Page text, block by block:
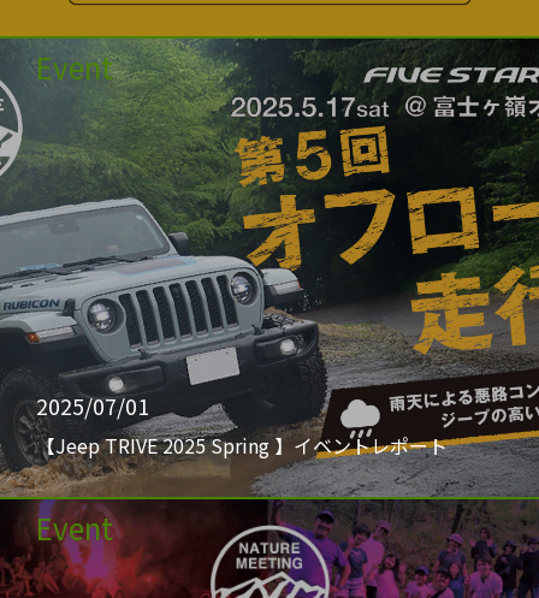
Event
2025/07/01
【Jeep TRIVE 2025 Spring 】イベントレポート
Event